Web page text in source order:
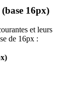
16px)
et leurs
de 16px :